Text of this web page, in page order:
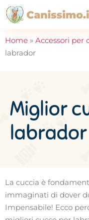
Home » Accessori per
labrador
Miglior
labrador
La cuccia è
immaginati di dover
Impensabile! Ecco